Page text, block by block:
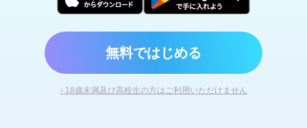
無料ではじめる
› 18歳未満及び高校生の方はご利用いただけません